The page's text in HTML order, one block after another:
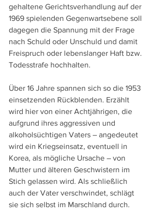
gehaltene Gerichtsverhandlung auf der
1969 spielenden Gegenwartsebene soll
dagegen die Spannung mit der Frage
nach Schuld oder Unschuld und damit
Freispruch oder lebenslanger Haft bzw.
Todesstrafe hochhalten.
Über 16 Jahre spannen sich so die 1953
einsetzenden Rückblenden. Erzählt
wird hier von einer Achtjährigen, die
aufgrund ihres aggressiven und
alkoholsüchtigen Vaters – angedeutet
wird ein Kriegseinsatz, eventuell in
Korea, als mögliche Ursache – von
Mutter und älteren Geschwistern im
Stich gelassen wird. Als schließlich
auch der Vater verschwindet, schlägt
sie sich selbst im Marschland durch.